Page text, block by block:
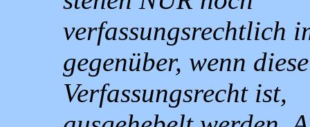
verfassungsrechtlich
gegenüber, wenn
Verfassungsrecht ist,